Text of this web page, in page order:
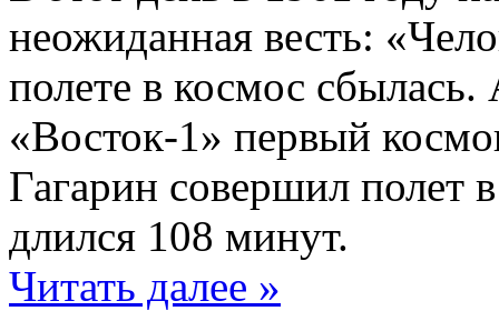
неожиданная весть:
полете в космос
«Восток-1» первый
Гагарин совершил полет
длился 108 минут.
Читать далее »